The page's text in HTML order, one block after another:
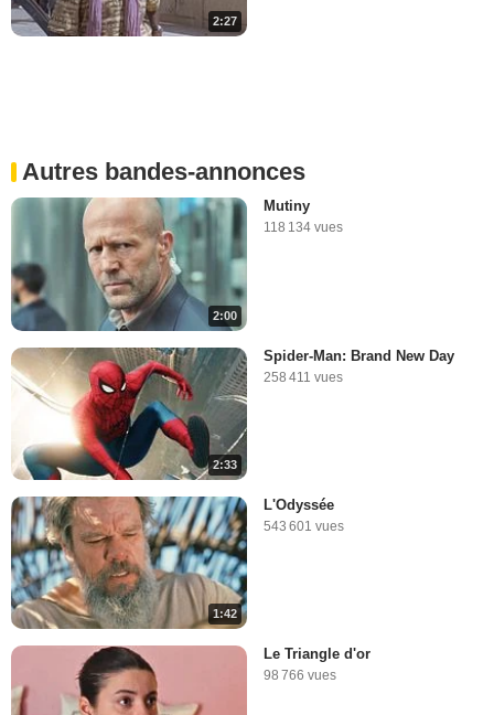
2:27
Autres bandes-annonces
2:00
Mutiny
118 134 vues
2:33
Spider-Man: Brand New Day
258 411 vues
1:42
L'Odyssée
543 601 vues
Le Triangle d'or
98 766 vues